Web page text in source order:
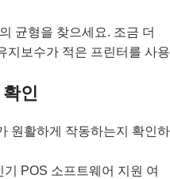
균형을 찾으세요. 조금 더
지보수가 적은 프린터를 사용
인
원활하게 작동하는지 확인하
POS 소프트웨어 지원 여